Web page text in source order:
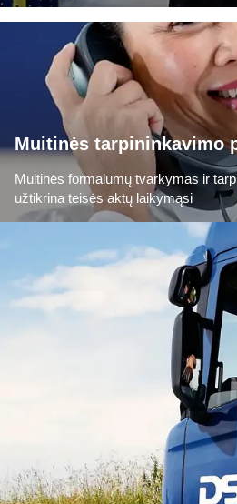
Muitinės tarpininkavimo
Muitinės formalumų tvarkymas ir
užtikrina teisės aktų laikymąsi